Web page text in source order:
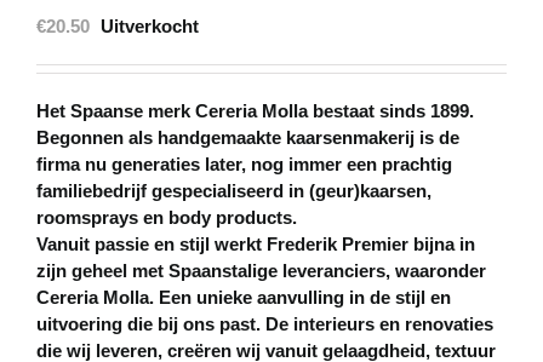
€20.50 Uitverkocht
Het Spaanse merk Cereria Molla bestaat sinds 1899.
Begonnen als handgemaakte kaarsenmakerij is de
firma nu generaties later, nog immer een prachtig
familiebedrijf gespecialiseerd in (geur)kaarsen,
roomsprays en body products.
Vanuit passie en stijl werkt Frederik Premier bijna in
zijn geheel met Spaanstalige leveranciers, waaronder
Cereria Molla. Een unieke aanvulling in de stijl en
uitvoering die bij ons past. De interieurs en renovaties
die wij leveren, creëren wij vanuit gelaagdheid, textuur